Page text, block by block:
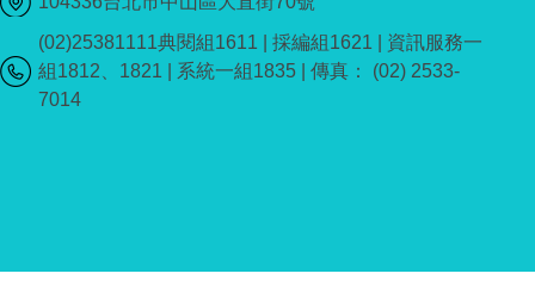
(02)25381111典閱組1611 | 採編組1621 | 資訊服務一
組1812、1821 | 系統一組1835 | 傳真： (02) 2533-
7014